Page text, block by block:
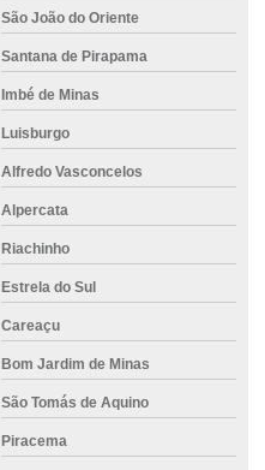
São João do Oriente
Santana de Pirapama
Imbé de Minas
Luisburgo
Alfredo Vasconcelos
Alpercata
Riachinho
Estrela do Sul
Careaçu
Bom Jardim de Minas
São Tomás de Aquino
Piracema